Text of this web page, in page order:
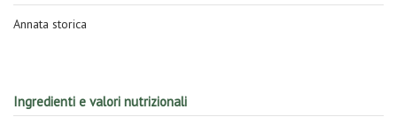
Annata storica
Ingredienti e valori nutrizionali